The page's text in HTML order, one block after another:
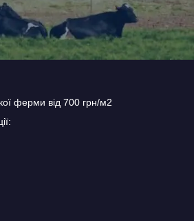
ферми від 700 грн/м2